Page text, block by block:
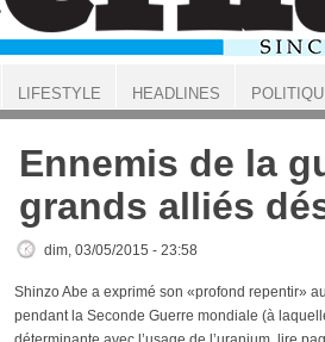
Ennemis de la
grands alliés
dim, 03/05/2015 - 23:58
Shinzo Abe a exprimé son «profond repentir»
pendant la Seconde Guerre mondiale (à
LIFESTYLE HEADLINES